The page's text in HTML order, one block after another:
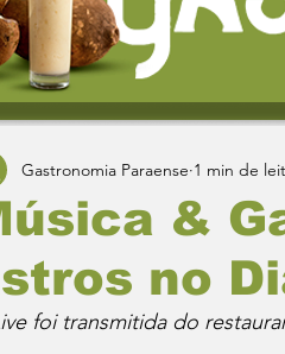
&
no
Gastronomia Paraense 1 min de
foi transmitida do